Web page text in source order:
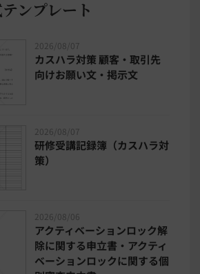
ンプレート
2026/08/07
カスハラ対策 顧客・取引先
向けお願い文・掲示文
2026/08/07
研修受講記録簿（カスハラ対
策）
2026/08/06
アクティベーションロック解
除に関する申立書・アクティ
ベーションロックに関する個